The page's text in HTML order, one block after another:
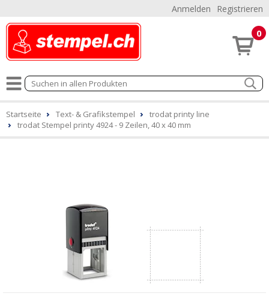
Anmelden Registrieren
0
Startseite Text- & Grafikstempel
trodat printy line
trodat Stempel printy 4924 - 9 Zeilen, 40 x 40 mm